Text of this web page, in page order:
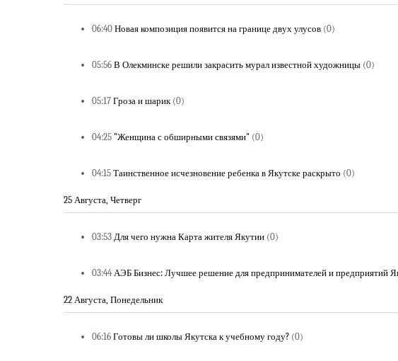
06:40 Новая композиция появится на границе двух улусов (0)
05:56 В Олекминске решили закрасить мурал известной художницы (0)
05:17 Гроза и шарик (0)
04:25 "Женщина с обширными связями" (0)
04:15 Таинственное исчезновение ребенка в Якутске раскрыто (0)
25 Августа, Четверг
03:53 Для чего нужна Карта жителя Якутии (0)
03:44 АЭБ Бизнес: Лучшее решение для предпринимателей и предприятий
22 Августа, Понедельник
06:16 Готовы ли школы Якутска к учебному году? (0)